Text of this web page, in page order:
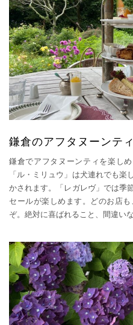
鎌倉のアフタヌーンテ
鎌倉でアフタヌーンティを楽し
「ル・ミリュウ」は犬連れでも
かされます。「レガレヴ」では季
セールが楽しめます。どのお店
ぞ。絶対に喜ばれること、間違いな